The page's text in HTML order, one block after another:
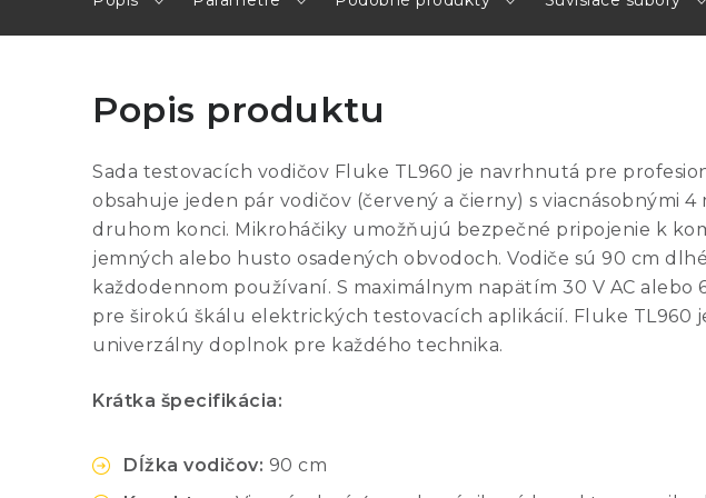
Popis produktu
Sada testovacích vodičov Fluke TL960 je navrhnutá pre
obsahuje jeden pár vodičov (červený a čierny) s viacnásobnými
druhom konci. Mikroháčiky umožňujú bezpečné pripojenie k
jemných alebo husto osadených obvodoch. Vodiče sú 90 cm
každodennom používaní. S maximálnym napätím 30 V AC
pre širokú škálu elektrických testovacích aplikácií. Fluke
univerzálny doplnok pre každého technika.
Krátka špecifikácia:
Dĺžka vodičov: 90 cm